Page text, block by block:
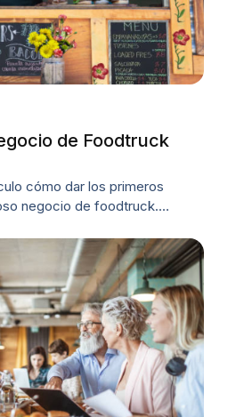
de Foodtruck
cómo dar los primeros
negocio de foodtruck.…